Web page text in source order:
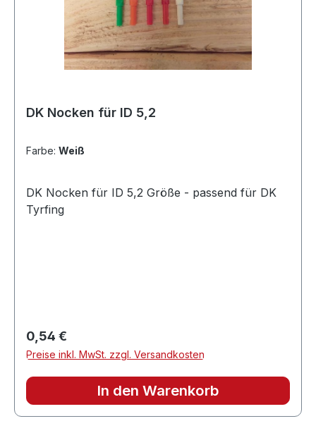
DK Nocken für ID 5,2
Farbe: Weiß
DK Nocken für ID 5,2 Größe - passend für DK
Tyrfing
Regulärer Preis:
0,54 €
Preise inkl. MwSt. zzgl. Versandkosten
In den Warenkorb